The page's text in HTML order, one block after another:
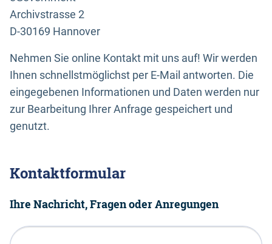
Archivstrasse 2
D-30169 Hannover
Nehmen Sie online Kontakt mit uns auf! Wir werden
Ihnen schnellstmöglichst per E-Mail antworten. Die
eingegebenen Informationen und Daten werden nur
zur Bearbeitung Ihrer Anfrage gespeichert und
genutzt.
Kontaktformular
Ihre Nachricht, Fragen oder Anregungen